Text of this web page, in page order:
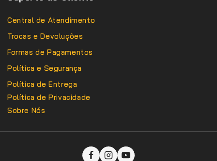
Central de Atendimento
Trocas e Devoluções
Formas de Pagamentos
Política e Segurança
Política de Entrega
Política de Privacidade
Sobre Nós